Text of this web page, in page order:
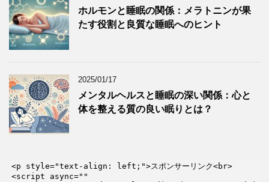
ホルモンと睡眠の関係：メラトニンが果
たす役割と良質な睡眠へのヒント
2025/01/17
メンタルヘルスと睡眠の深い関係：心と
体を整える質の良い眠りとは？
<p style="text-align: left;">スポンサーリンク<br>
<script async=""